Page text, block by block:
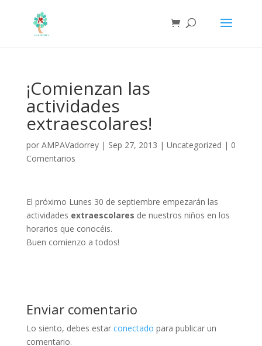
¡Comienzan las
actividades
extraescolares!
por AMPAVadorrey| Sep 27, 2013 | Uncategorized | 0
Comentarios
El próximo Lunes 30 de septiembre empezarán las
actividades extraescolares de nuestros niños en los
horarios que conocéis.
Buen comienzo a todos!
Enviar comentario
Lo siento, debes estar conectado para publicar un
comentario.